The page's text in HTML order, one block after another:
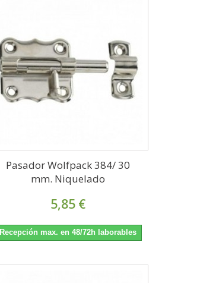
Pasador Wolfpack 384/ 30
mm. Niquelado
5,85 €
Recepción max. en 48/72h laborables